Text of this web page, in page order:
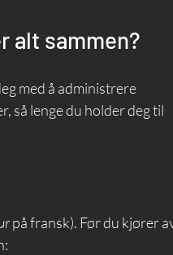
alt sammen?
med å administrere
så lenge du holder deg til
på fransk). Før du kjører